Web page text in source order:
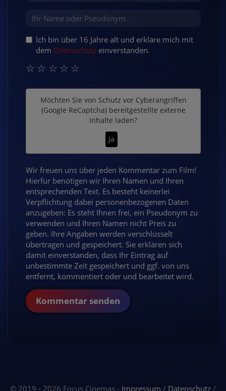
Ich bin über 16 Jahre alt und erkläre mich mit
dem Datenschutz einverstanden.
☆
☆
☆
☆
☆
Möchten Sie von Schutz vor Cyberangriffen
(Google ReCaptcha)bereitgestellte externe
Inhalte laden?
Ja
Wir freuen uns über jeden Kommentar zum Film!
Hierfür benötigen wir Ihren Namen und Ihren
entsprechenden Text. Es besteht keinerlei
Verpflichtung dabei personenbezogenen Daten
anzugeben: Es steht Ihnen frei, ein Pseudonym zu
verwenden und Ihren Namen nicht Preis zu
geben. Ihre Angaben werden verschlüsselt
übertragen und gespeichert. Sie erklären sich
damit einverstanden, dass Ihr Eintrag auf
unbestimmte Zeit gespeichert und ggf. von uns
entfernt, kommentiert oder und bearbeitet wird.
Kommentar senden
© 2019 - 2026 Focus Cinemas - Impressum / Datenschutz /